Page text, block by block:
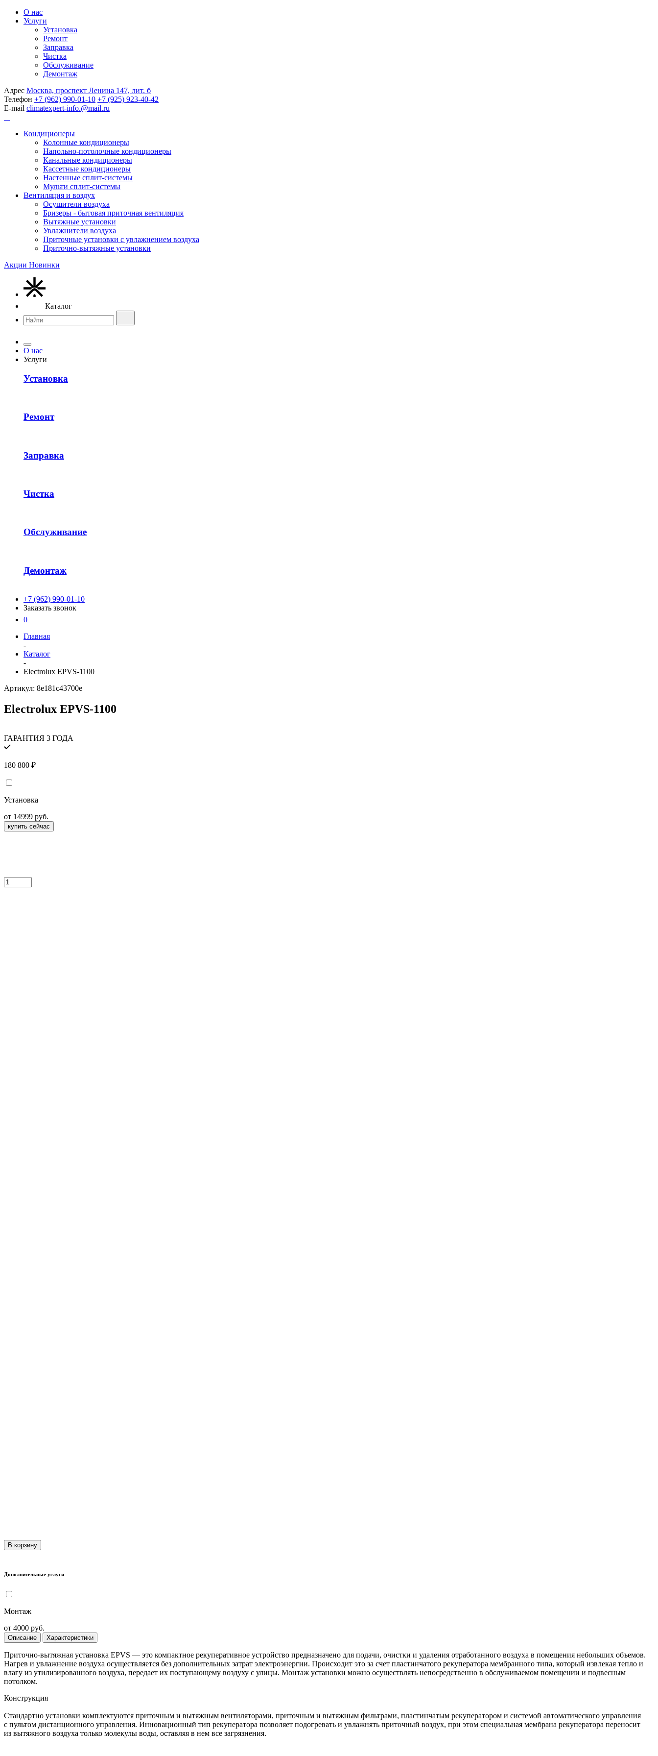
О нас
Услуги
Установка
Ремонт
Заправка
Чистка
Обслуживание
Демонтаж
Адрес Москва, проспект Ленина 147, лит. б
Телефон +7 (962) 990-01-10 +7 (925) 923-40-42
E-mail climatexpert-info.@mail.ru
Кондиционеры
Колонные кондиционеры
Напольно-потолочные кондиционеры
Канальные кондиционеры
Кассетные кондиционеры
Настенные сплит-системы
Мульти сплит-системы
Вентиляция и воздух
Осушители воздуха
Бризеры - бытовая приточная вентиляция
Вытяжные установки
Увлажнители воздуха
Приточные установки с увлажнением воздуха
Приточно-вытяжные установки
Акции Новинки
Каталог
О нас
Услуги
Установка
Ремонт
Заправка
Чистка
Обслуживание
Демонтаж
+7 (962) 990-01-10
Заказать звонок
0
Главная
-
Каталог
-
Electrolux EPVS-1100
Артикул: 8e181c43700e
Electrolux EPVS-1100
ГАРАНТИЯ 3 ГОДА
180 800 ₽
Установка
от 14999 руб.
купить сейчас
В корзину
Дополнительные услуги
Монтаж
от 4000 руб.
Описание Характеристики
Приточно-вытяжная установка EPVS — это компактное рекуперативное устройство предназначено для подачи, очистки и удаления отработанного воздуха в помещения небольших объемов.
Нагрев и увлажнение воздуха осуществляется без дополнительных затрат электроэнергии. Происходит это за счет пластинчатого рекуператора мембранного типа, который извлекая тепло и
влагу из утилизированного воздуха, передает их поступающему воздуху с улицы. Монтаж установки можно осуществлять непосредственно в обслуживаемом помещении и подвесным
потолком.
Конструкция
Стандартно установки комплектуются приточным и вытяжным вентиляторами, приточным и вытяжным фильтрами, пластинчатым рекуператором и системой автоматического управления
с пультом дистанционного управления. Инновационный тип рекуператора позволяет подогревать и увлажнять приточный воздух, при этом специальная мембрана рекуператора переносит
из вытяжного воздуха только молекулы воды, оставляя в нем все загрязнения.